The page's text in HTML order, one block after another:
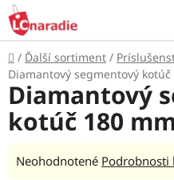
Prejsť
na
obsah
Domov
/ Ďalší sortiment /
Diamantový segmentový kotúč
Diamantový
kotúč 180
Priemerné
Neohodnotené Podrobnosti